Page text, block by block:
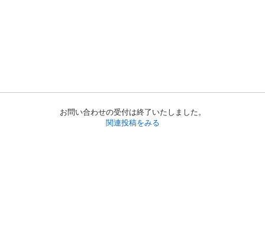
お問い合わせの受付は終了いたしました。
関連投稿をみる